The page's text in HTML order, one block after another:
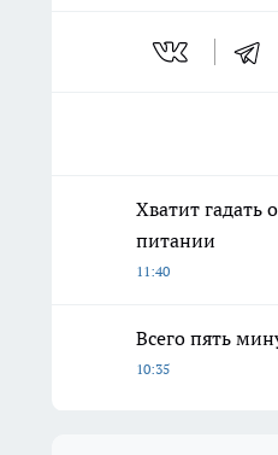
Хватит гадать
питании
11:40
Всего пять
10:35